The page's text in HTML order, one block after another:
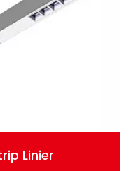
Linier